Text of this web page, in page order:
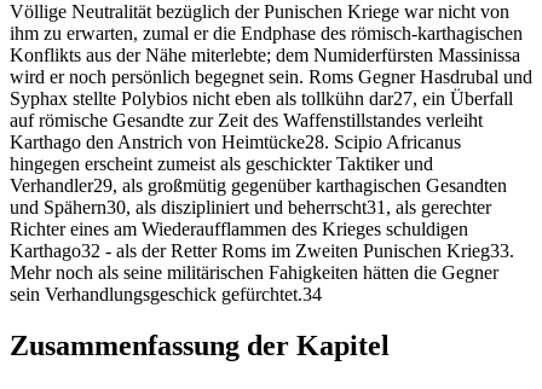
Völlige Neutralität bezüglich der Punischen Kriege war nicht von
ihm zu erwarten, zumal er die Endphase des römisch-karthagischen
Konflikts aus der Nähe miterlebte; dem Numiderfürsten Massinissa
wird er noch persönlich begegnet sein. Roms Gegner Hasdrubal und
Syphax stellte Polybios nicht eben als tollkühn dar27, ein Überfall
auf römische Gesandte zur Zeit des Waffenstillstandes verleiht
Karthago den Anstrich von Heimtücke28. Scipio Africanus
hingegen erscheint zumeist als geschickter Taktiker und
Verhandler29, als großmütig gegenüber karthagischen Gesandten
und Spähern30, als diszipliniert und beherrscht31, als gerechter
Richter eines am Wiederaufflammen des Krieges schuldigen
Karthago32 - als der Retter Roms im Zweiten Punischen Krieg33.
Mehr noch als seine militärischen Fahigkeiten hätten die Gegner
sein Verhandlungsgeschick gefürchtet.34
Zusammenfassung der Kapitel